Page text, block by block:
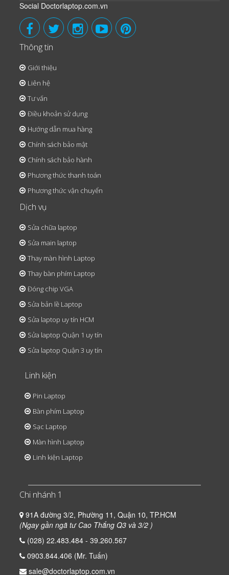
Social Doctorlaptop.com.vn
Thông tin
Giới thiệu
Liên hệ
Tư vấn
Điều khoản sử dụng
Hướng dẫn mua hàng
Chính sách bảo mật
Chính sách bảo hành
Phương thức thanh toán
Phương thức vận chuyển
Dịch vụ
Sửa chữa laptop
Sửa main laptop
Thay màn hình Laptop
Thay bàn phím Laptop
Đóng chip VGA
Sửa bản lề Laptop
Sửa laptop uy tín HCM
Sửa laptop Quận 1 uy tín
Sửa laptop Quận 3 uy tín
Linh kiện
Pin Laptop
Bàn phím Laptop
Sạc Laptop
Màn hình Laptop
Linh kiện Laptop
Chi nhánh 1
91A đường 3/2, Phường 11, Quận 10, TP.HCM
(Ngay gần ngã tư Cao Thắng Q3 và 3/2 )
(028) 22.483.484 - 39.260.567
0903.844.406 (Mr. Tuấn)
sale@doctorlaptop.com.vn